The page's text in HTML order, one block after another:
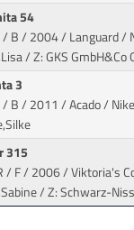
54
/ B / 2004 / Languard /
/ Z: GKS GmbH&Co
3
/ B / 2011 / Acado / Nike
315
/ F / 2006 / Viktoria's
/ Z: Schwarz-